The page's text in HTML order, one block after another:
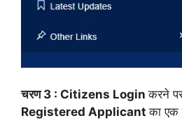
चरण 3 : Citizens Loginकरने
Registered Applicantका एक